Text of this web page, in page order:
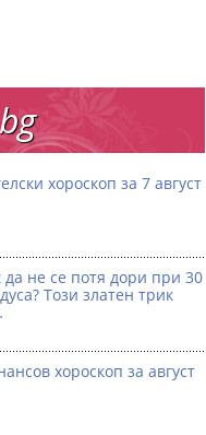
хороскоп за 7 август
да не се потя дори при 30
Този златен трик
хороскоп за август